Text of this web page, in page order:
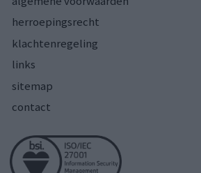
herroepingsrecht
klachtenregeling
links
sitemap
contact